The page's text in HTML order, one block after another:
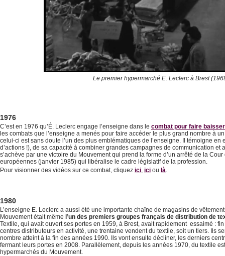
Le premier hypermarché E. Leclerc à Brest
1976
C’est en 1976 qu’É. Leclerc engage l’enseigne dans le combat pour faire
les combats que l’enseigne a menés pour faire accéder le plus grand nombre à
celui-ci est sans doute l’un des plus emblématiques de l’enseigne. Il témoigne en
d’actions !), de sa capacité à combiner grandes campagnes de communication et
s’achève par une victoire du Mouvement qui prend la forme d’un arrêté de la
européennes (janvier 1985) qui libéralise le cadre législatif de la profession.
Pour visionner des vidéos sur ce combat, cliquez ici, ici ou là.
1980
L’enseigne E. Leclerc a aussi été une importante chaîne de magasins de
Mouvement était même l’un des premiers groupes français de distribution de
Textile, qui avait ouvert ses portes en 1959, à Brest, avait rapidement essaimé :
centres distributeurs en activité, une trentaine vendent du textile, soit un tiers. Ils
nombre atteint à la fin des années 1990. Ils vont ensuite décliner, les derniers
fermant leurs portes en 2008. Parallèlement, depuis les années 1970, du textile
hypermarchés du Mouvement.